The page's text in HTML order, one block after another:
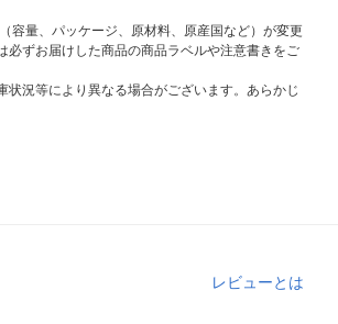
容量、パッケージ、原材料、原産国など）が変更
ずお届けした商品の商品ラベルや注意書きをご
況等により異なる場合がございます。あらかじ
レビューとは